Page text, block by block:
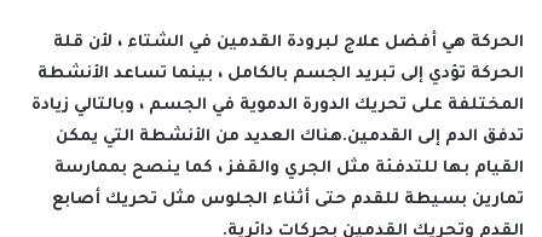
الحركة هي أفضل علاج لبرودة القدمين في الشتاء ، لأن قلة
الحركة تؤدي إلى تبريد الجسم بالكامل ، بينما تساعد الأنشطة
المختلفة على تحريك الدورة الدموية في الجسم ، وبالتالي زيادة
تدفق الدم إلى القدمين.هناك العديد من الأنشطة التي يمكن
القيام بها للتدفئة مثل الجري والقفز ، كما ينصح بممارسة
تمارين بسيطة للقدم حتى أثناء الجلوس مثل تحريك أصابع
القدم وتحريك القدمين بحركات دائرية.